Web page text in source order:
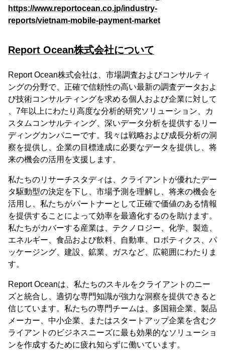
https://www.reportocean.co.jp/industry-
reports/vietnam-mobile-payment-market
Report Ocean株式会社について
Report Ocean株式会社は、市場調査およびコンサルティ
ングの分野で、正確で信頼性の高い最新の調査データおよ
び技術コンサルティングを求める個人および企業に対して
、7年以上にわたり高度な分析的研究ソリューション、カ
スタムコンサルティング、深いデータ分析を提供するリー
ディングカンパニーです。我々は戦略および成長分析の洞
察を提供し、企業の目標達成に必要なデータを提供し、将
来の機会の活用を支援します。
私たちのリサーチスタディは、クライアントが優れたデー
タ駆動型の決定を下し、市場予測を理解し、将来の機会を
活用し、私たちがパートナーとして正確で価値のある情報
を提供することによって効率を最適化するのを助けます。
私たちがカバーする産業は、テクノロジー、化学、製造、
エネルギー、食品および飲料、自動車、ロボティクス、パ
ッケージング、建設、鉱業、ガスなど、広範囲にわたりま
す。
Report Oceanは、私たちのスキルをクライアントのニー
ズと統合し、適切な専門知識が強力な洞察を提供できると
信じています。私たちの専門チームは、多国籍企業、製品
メーカー、中小企業、またはスタートアップ企業を含むク
ライアントのビジネスニーズに最も効果的なソリューショ
ンを作成するために疲れ知らずに働いています。